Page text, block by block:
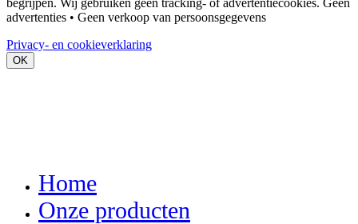
advertenties • Geen verkoop van persoonsgegevens
Privacy- en cookieverklaring
OK
Home
Onze producten